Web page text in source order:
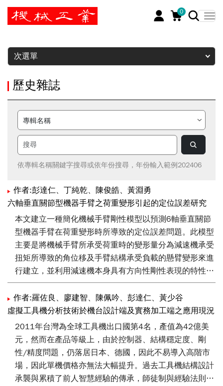
0
暫停
次選單
歷史雜誌
依專輯名稱關鍵字搜尋或依年份搜尋，年份輸入範例202406
作者:彭達仁、丁純乾、陳俊皓、黃淵勇
六軸垂直關節型機器手臂之荷重變形引起的定位誤差研究
本文建立一種簡化機械手臂剛性模型以預測6軸垂直關節
型機器手臂在荷重變形時所導致的定位誤差問題。此模型
主要是將機械手臂所承受荷重時的變形量分為減速機承受
扭矩所導致的角位移及手臂結構承受負載的懸臂變形來進
行建立，並利用減速機本身具有方向性剛性表現的特性與
手臂結構件進行整合簡化，並經由機械手臂實測值與
ANSYS分析結果進行驗證以確保本方法的可行性及正確
性。本剛性模型在預測承受荷重前後的重力方向的位移量
的結果與實測值的差異可達到0.1mm以內。
作者:羅佐良、廖建智、陳佩吟、彭達仁、黃少谷
虛擬工具機分析技術於機台設計端及實務加工端之應用現況
2011年台灣為全球工具機出口國第4名，產值為42億美
元，然而在產品等級上，由於控制器、結構穩定度、剛
性/精度問題，仍落居日本、德國，因此不易導入高階市
場，因此單機價格亦無法大幅提升。過去工具機結構設計
承襲與累積了前人智慧經驗的傳承，師徒制與經驗法則為